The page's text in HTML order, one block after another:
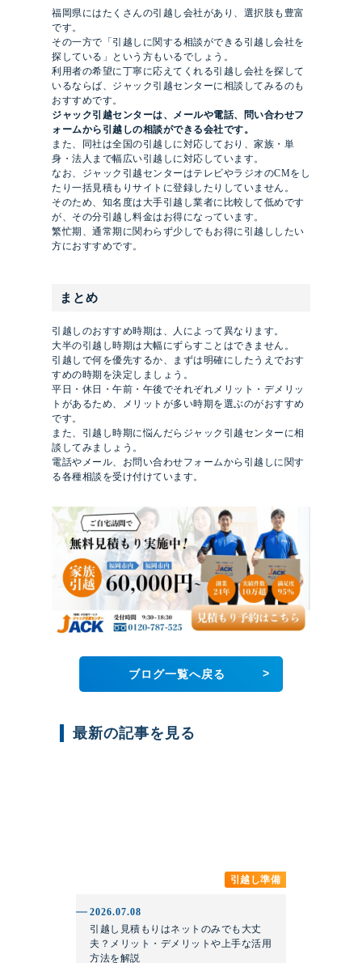
福岡県にはたくさんの引越し会社があり、選択肢も豊富
です。
その一方で「引越しに関する相談ができる引越し会社を
探している」という方もいるでしょう。
利用者の希望に丁寧に応えてくれる引越し会社を探して
いるならば、ジャック引越センターに相談してみるのも
おすすめです。
ジャック引越センターは、メールや電話、問い合わせフ
ォームから引越しの相談ができる会社です。
また、同社は全国の引越しに対応しており、家族・単
身・法人まで幅広い引越しに対応しています。
なお、ジャック引越センターはテレビやラジオのCMをし
たり一括見積もりサイトに登録したりしていません。
そのため、知名度は大手引越し業者に比較して低めです
が、その分引越し料金はお得になっています。
繁忙期、通常期に関わらず少しでもお得に引越ししたい
方におすすめです。
まとめ
引越しのおすすめ時期は、人によって異なります。
大半の引越し時期は大幅にずらすことはできません。
引越しで何を優先するか、まずは明確にしたうえでおす
すめの時期を決定しましょう。
平日・休日・午前・午後でそれぞれメリット・デメリッ
トがあるため、メリットが多い時期を選ぶのがおすすめ
です。
また、引越し時期に悩んだらジャック引越センターに相
談してみましょう。
電話やメール、お問い合わせフォームから引越しに関す
る各種相談を受け付けています。
ブログ一覧へ戻る >
最新の記事を見る
2026.07.08
引越し見積もりはネットのみでも大丈
夫？メリット・デメリットや上手な活用
方法を解説
引越し準備